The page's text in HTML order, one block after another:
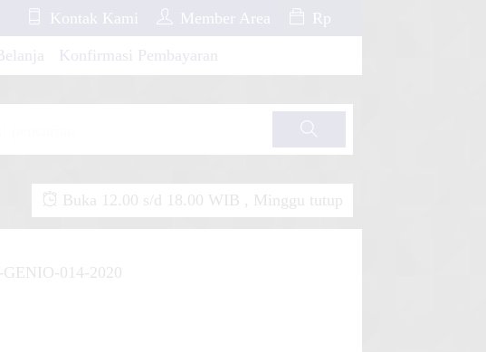
Kontak Kami Member Area Rp
Konfirmasi Pembayaran
Cari
Buka 12.00 s/d 18.00 WIB , Minggu tutup
014-2020